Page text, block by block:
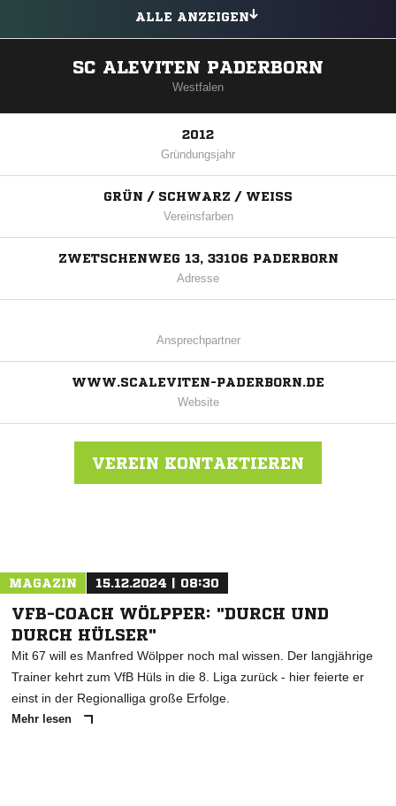
ALLE ANZEIGEN
SC ALEVITEN PADERBORN
Westfalen
2012
Gründungsjahr
GRÜN / SCHWARZ / WEISS
Vereinsfarben
ZWETSCHENWEG 13, 33106 PADERBORN
Adresse
Ansprechpartner
WWW.SCALEVITEN-PADERBORN.DE
Website
VEREIN KONTAKTIEREN
MAGAZIN 15.12.2024 | 08:30
VFB-COACH WÖLPPER: "DURCH UND
DURCH HÜLSER"
Mit 67 will es Manfred Wölpper noch mal wissen. Der langjährige
Trainer kehrt zum VfB Hüls in die 8. Liga zurück - hier feierte er
einst in der Regionalliga große Erfolge.
Mehr lesen